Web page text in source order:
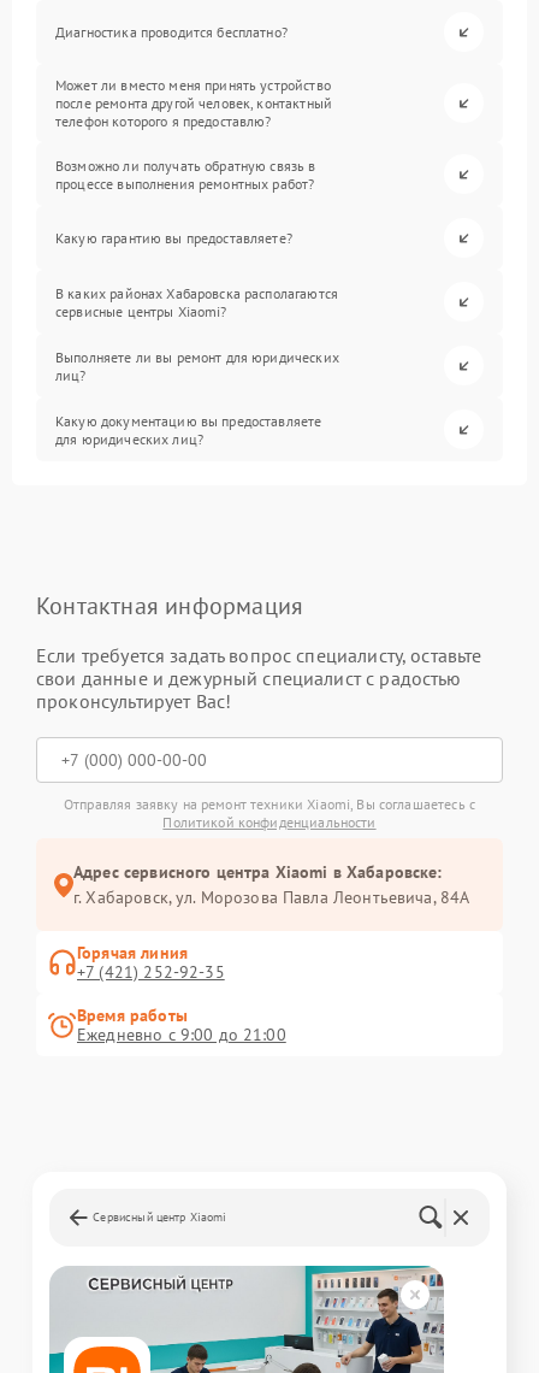
Диагностика проводится бесплатно?
Может ли вместо меня принять устройство
после ремонта другой человек, контактный
телефон которого я предоставлю?
Возможно ли получать обратную связь в
процессе выполнения ремонтных работ?
Какую гарантию вы предоставляете?
В каких районах Хабаровска располагаются
сервисные центры Xiaomi?
Выполняете ли вы ремонт для юридических
лиц?
Какую документацию вы предоставляете
для юридических лиц?
Контактная информация
Если требуется задать вопрос специалисту, оставьте
свои данные и дежурный специалист с радостью
проконсультирует Вас!
Отправляя заявку на ремонт техники Xiaomi, Вы соглашаетесь с
Политикой конфиденциальности
Адрес сервисного центра Xiaomi в Хабаровске:
г. Хабаровск, ул. Морозова Павла Леонтьевича, 84А
Горячая линия
+7 (421) 252-92-35
Время работы
Ежедневно с 9:00 до 21:00
Сервисный центр Xiaomi